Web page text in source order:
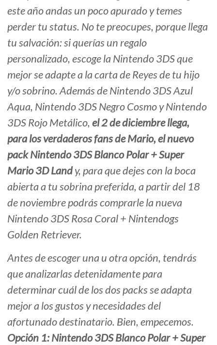
este año andas un poco apurado y temes
perder tu status. No te preocupes, porque llega
tu salvación: si querías un regalo
personalizado, escoge la Nintendo 3DS que
mejor se adapte a la carta de Reyes de tu hijo
y/o sobrino. Además de Nintendo 3DS Azul
Aqua, Nintendo 3DS Negro Cosmo y Nintendo
3DS Rojo Metálico,el 2 de diciembre llega,
para los verdaderos fans de Mario, el nuevo
pack Nintendo 3DS Blanco Polar + Super
Mario 3D Landy, para que dejes con la boca
abierta a tu sobrina preferida, a partir del 18
de noviembre podrás comprarle la nueva
Nintendo 3DS Rosa Coral + Nintendogs
Golden Retriever.
Antes de escoger una u otra opción, tendrás
que analizarlas detenidamente para
determinar cuál de los dos packs se adapta
mejor a los gustos y necesidades del
afortunado destinatario. Bien, empecemos.
Opción 1: Nintendo 3DS Blanco Polar + Super